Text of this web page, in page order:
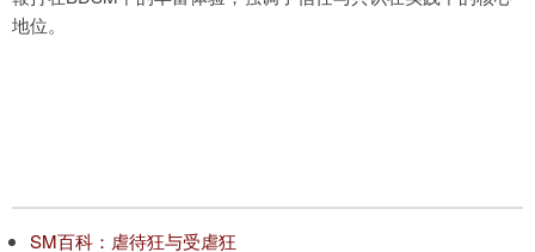
地位。
SM百科：虐待狂与受虐狂